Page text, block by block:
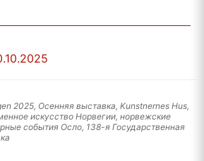
2025, Осенняя выставка, Kunstnernes Hus,
искусство Норвегии, норвежские
события Осло, 138-я Государственная